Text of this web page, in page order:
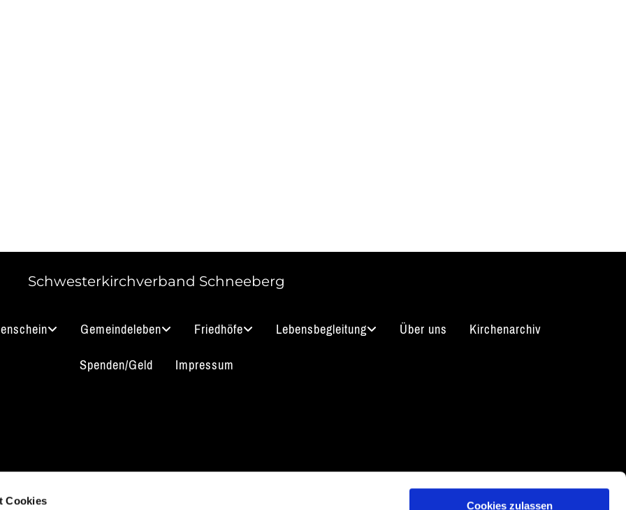
Cookies Cookies zulassen
Schwesterkirchverband Schneeberg
Gemeindeleben Friedhöfe Lebensbegleitung Über uns
Kirchenarchiv
Spenden/Geld
Impressum